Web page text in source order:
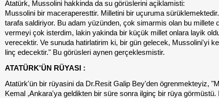
Atatürk, Mussolini hakkinda da su görüslerini açiklamisti:
Mussolini bir maceraperesttir. Milletini bir uçuruma
tarafa saldiriyor. Bu adam yüzünden, çok simarmis olan bu millete
vermeyi çok isterdim, lakin yakinda bir küçük millet onlara layik
verecektir. Ve sunuda hatirlatirim ki, bir gün gelecek, Mussolini'yi
linç edecektir." Bu görüsleri aynen gerçeklesmistir.
ATATÜRK'ÜN RÜYASI :
Atatürk'ün bir rüyasini da Dr.Resit Galip Bey'den ögrenmekteyiz,
Kemal ,Ankara'ya geldikten bir süre sonra ilginç bir rüya görmüstü.